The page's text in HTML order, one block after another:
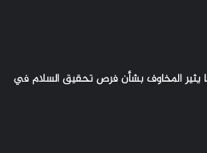
يثير المخاوف بشأن فرص تحقيق السلام في